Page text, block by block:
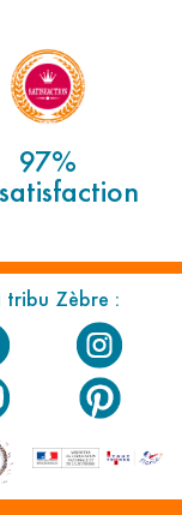
97%
tribu Zèbre :